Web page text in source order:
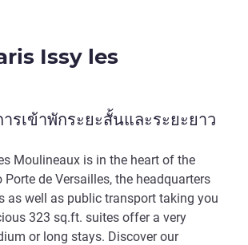
Issy les
รเข้าพักระยะสั้นและระยะยาว
Moulineaux is in the heart of the
de Versailles, the headquarters
well as public transport taking you
323 sq.ft. suites offer a very
or long stays. Discover our